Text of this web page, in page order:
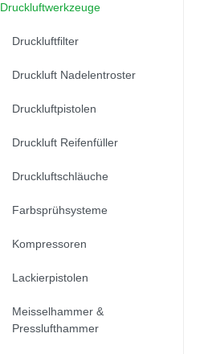
Druckluftwerkzeuge
Druckluftfilter
Druckluft Nadelentroster
Druckluftpistolen
Druckluft Reifenfüller
Druckluftschläuche
Farbsprühsysteme
Kompressoren
Lackierpistolen
Meisselhammer &
Presslufthammer